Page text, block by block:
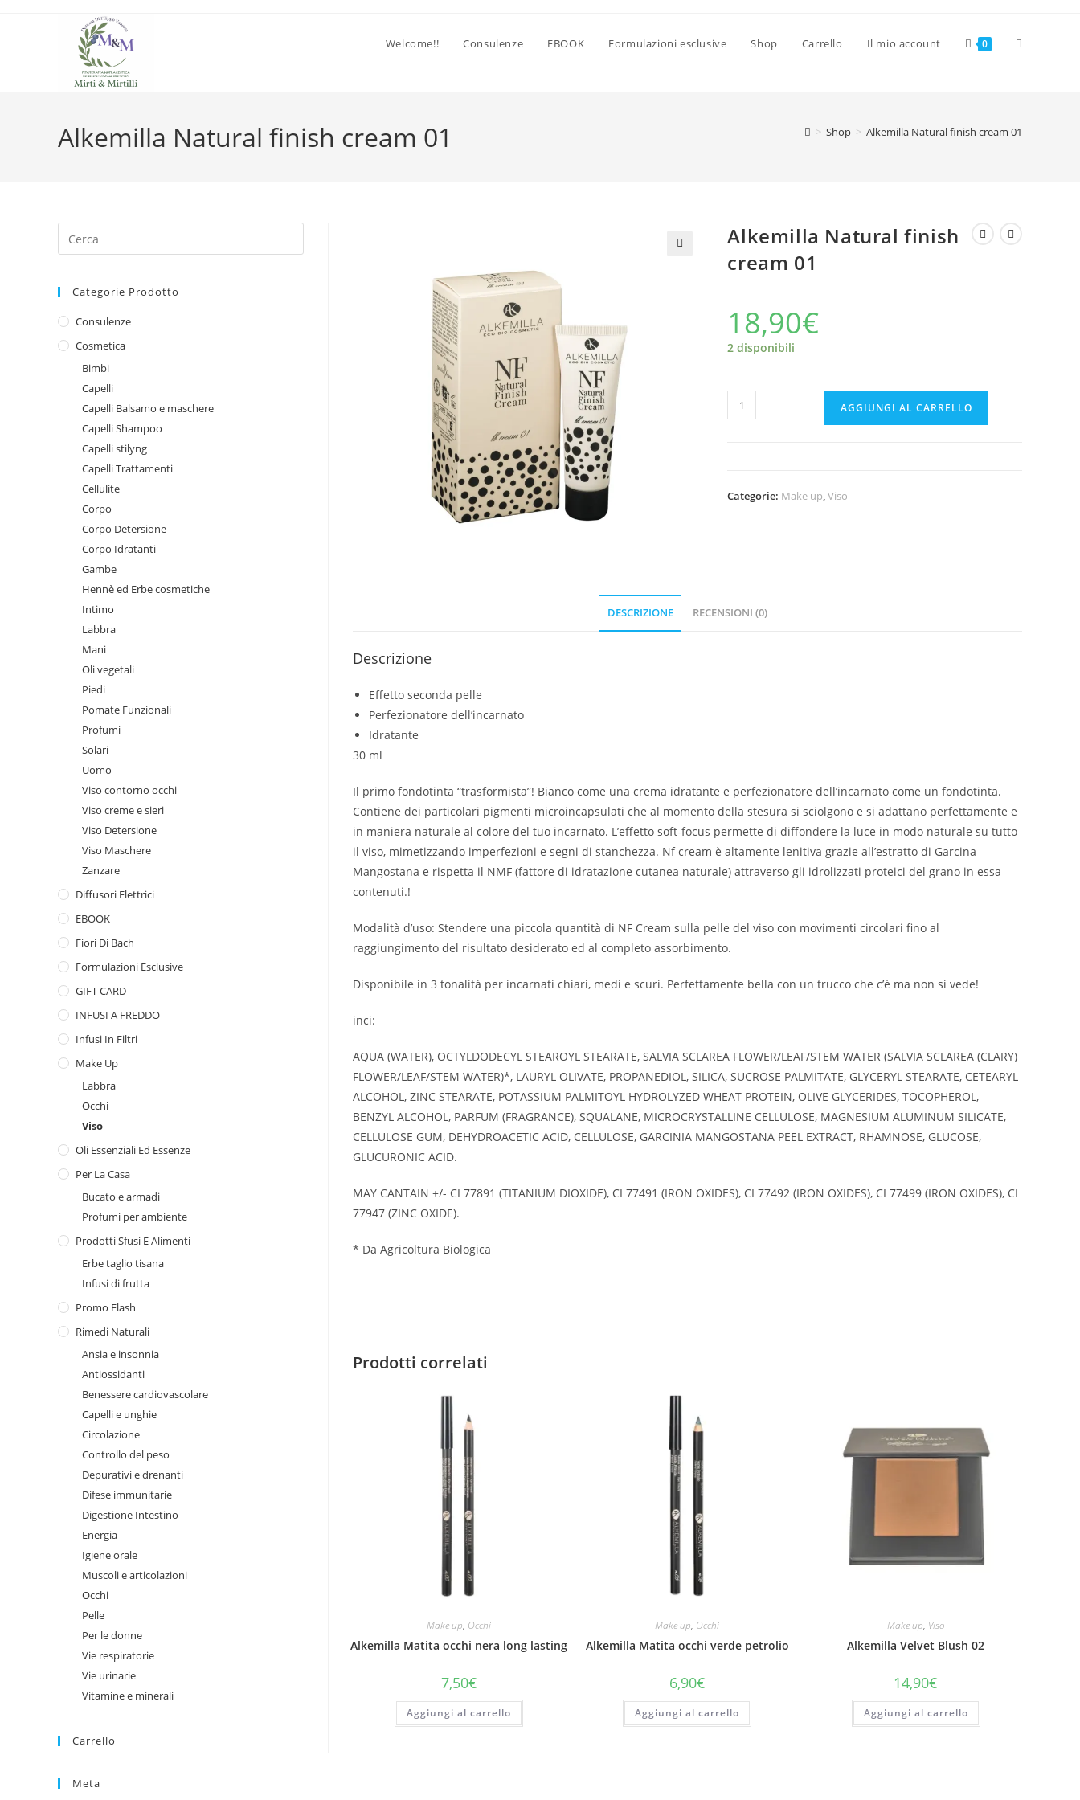
Welcome!! Consulenze EBOOK Formulazioni esclusive Shop Carrello Il mio account 0 Attiva/
Alkemilla Natural finish cream 01 > Shop > Alkemilla Natural finish cream 01
Alkemilla Natural finish
cream 01
18,90€
2 disponibili
Alkemilla
Natural
quantità
AGGIUNGI AL CARRELLO
Categorie: Make up,Viso
DESCRIZIONE RECENSIONI (0)
Descrizione
Effetto seconda pelle
Perfezionatore dell’incarnato
Idratante
30 ml
Il primo fondotinta “trasformista”! Bianco come una crema idratante e perfezionatore dell’incarnato come un fondotinta.
Contiene dei particolari pigmenti microincapsulati che al momento della stesura si sciolgono e si adattano perfettamente e
in maniera naturale al colore del tuo incarnato. L’effetto soft-focus permette di diffondere la luce in modo naturale su tutto
il viso, mimetizzando imperfezioni e segni di stanchezza. Nf cream è altamente lenitiva grazie all’estratto di Garcina
Mangostana e rispetta il NMF (fattore di idratazione cutanea naturale) attraverso gli idrolizzati proteici del grano in essa
contenuti.!
Modalità d’uso: Stendere una piccola quantità di NF Cream sulla pelle del viso con movimenti circolari fino al
raggiungimento del risultato desiderato ed al completo assorbimento.
Disponibile in 3 tonalità per incarnati chiari, medi e scuri. Perfettamente bella con un trucco che c’è ma non si vede!
inci:
AQUA (WATER), OCTYLDODECYL STEAROYL STEARATE, SALVIA SCLAREA FLOWER/LEAF/STEM WATER (SALVIA SCLAREA (CLARY)
FLOWER/LEAF/STEM WATER)*, LAURYL OLIVATE, PROPANEDIOL, SILICA, SUCROSE PALMITATE, GLYCERYL STEARATE, CETEARYL
ALCOHOL, ZINC STEARATE, POTASSIUM PALMITOYL HYDROLYZED WHEAT PROTEIN, OLIVE GLYCERIDES, TOCOPHEROL,
BENZYL ALCOHOL, PARFUM (FRAGRANCE), SQUALANE, MICROCRYSTALLINE CELLULOSE, MAGNESIUM ALUMINUM SILICATE,
CELLULOSE GUM, DEHYDROACETIC ACID, CELLULOSE, GARCINIA MANGOSTANA PEEL EXTRACT, RHAMNOSE, GLUCOSE,
GLUCURONIC ACID.
MAY CANTAIN +/- CI 77891 (TITANIUM DIOXIDE), CI 77491 (IRON OXIDES), CI 77492 (IRON OXIDES), CI 77499 (IRON OXIDES), CI
77947 (ZINC OXIDE).
* Da Agricoltura Biologica
Prodotti correlati
Make up, Occhi
Alkemilla Matita occhi nera long lasting
7,50€
Aggiungi al carrello
Make up, Occhi
Alkemilla Matita occhi verde petrolio
6,90€
Aggiungi al carrello
Make up, Viso
Alkemilla Velvet Blush 02
14,90€
Aggiungi al carrello
Categorie Prodotto
Consulenze
Cosmetica
Bimbi
Capelli
Capelli Balsamo e maschere
Capelli Shampoo
Capelli stilyng
Capelli Trattamenti
Cellulite
Corpo
Corpo Detersione
Corpo Idratanti
Gambe
Hennè ed Erbe cosmetiche
Intimo
Labbra
Mani
Oli vegetali
Piedi
Pomate Funzionali
Profumi
Solari
Uomo
Viso contorno occhi
Viso creme e sieri
Viso Detersione
Viso Maschere
Zanzare
Diffusori Elettrici
EBOOK
Fiori Di Bach
Formulazioni Esclusive
GIFT CARD
INFUSI A FREDDO
Infusi In Filtri
Make Up
Labbra
Occhi
Viso
Oli Essenziali Ed Essenze
Per La Casa
Bucato e armadi
Profumi per ambiente
Prodotti Sfusi E Alimenti
Erbe taglio tisana
Infusi di frutta
Promo Flash
Rimedi Naturali
Ansia e insonnia
Antiossidanti
Benessere cardiovascolare
Capelli e unghie
Circolazione
Controllo del peso
Depurativi e drenanti
Difese immunitarie
Digestione Intestino
Energia
Igiene orale
Muscoli e articolazioni
Occhi
Pelle
Per le donne
Vie respiratorie
Vie urinarie
Vitamine e minerali
Carrello
Meta